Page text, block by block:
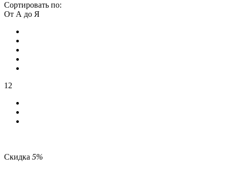
Сортировать по:
От А до Я
12
Скидка 5%